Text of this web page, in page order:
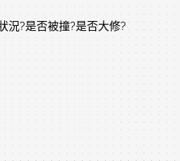
況?是否被撞?是否大修?